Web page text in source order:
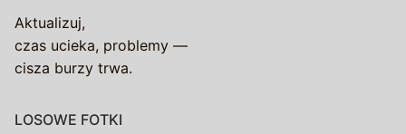
Aktualizuj,
czas ucieka, problemy —
cisza burzy trwa.
LOSOWE FOTKI